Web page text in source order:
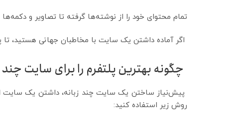
تمام محتوای خود را از نوشته‌ها گرفته تا تصاویر و
اگر آماده داشتن یک سایت با مخاطبان جهانی هستید، تا
چگونه بهترین پلتفرم را برای سایت
پیش‌نیاز ساختن یک سایت چند زبانه، داشتن یک سایت
روش زیر استفاده کنید: